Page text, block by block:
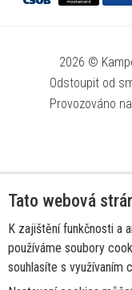
2026 ©
Odstoupit od
Provozováno
Tato webová
K zajištění funkčnosti a
používáme soubory
souhlasíte s využívaním